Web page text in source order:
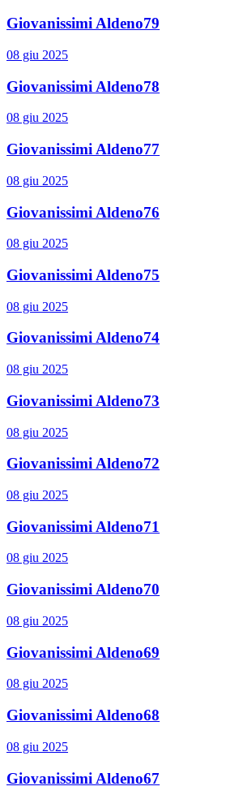
Giovanissimi Aldeno79
08 giu 2025
Giovanissimi Aldeno78
08 giu 2025
Giovanissimi Aldeno77
08 giu 2025
Giovanissimi Aldeno76
08 giu 2025
Giovanissimi Aldeno75
08 giu 2025
Giovanissimi Aldeno74
08 giu 2025
Giovanissimi Aldeno73
08 giu 2025
Giovanissimi Aldeno72
08 giu 2025
Giovanissimi Aldeno71
08 giu 2025
Giovanissimi Aldeno70
08 giu 2025
Giovanissimi Aldeno69
08 giu 2025
Giovanissimi Aldeno68
08 giu 2025
Giovanissimi Aldeno67